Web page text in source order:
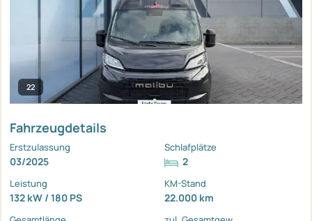
22
Fahrzeugdetails
Erstzulassung
03/2025
Schlafplätze
2
Leistung
132 kW / 180 PS
KM-Stand
22.000 km